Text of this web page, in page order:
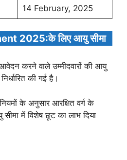
14 February, 2025
2025:के लिए आयु सीमा
करने वाले उम्मीदवारों की आयु
की गई है।
के अनुसार आरक्षित वर्ग के
सीमा में विशेष छूट का लाभ दिया